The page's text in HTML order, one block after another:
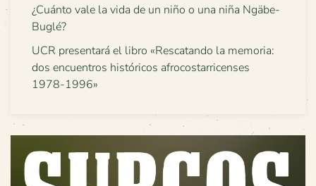
¿Cuánto vale la vida de un niño o una niña Ngäbe-
Buglé?
UCR presentará el libro «Rescatando la memoria:
dos encuentros históricos afrocostarricenses
1978-1996»